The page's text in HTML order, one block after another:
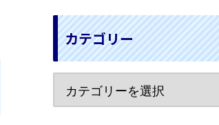
カテゴリー